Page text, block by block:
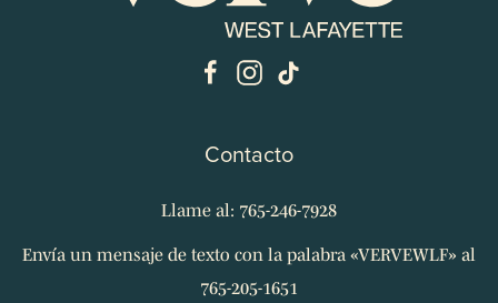
Contacto
Llame al: 765-246-7928
Envía un mensaje de texto con la palabra «VERVEWLF» al
765-205-1651